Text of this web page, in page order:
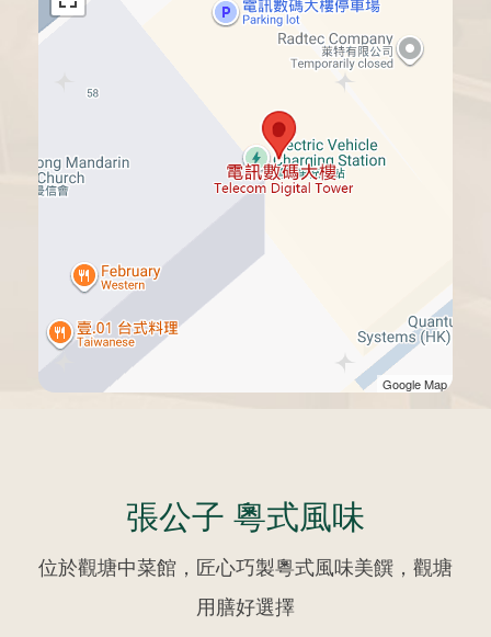
Google Map
張公子 粵式風味
位於觀塘中菜館，匠心巧製粵式風味美饌，觀塘
用膳好選擇